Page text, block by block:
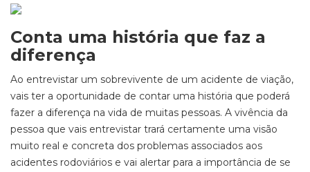
Conta uma história que faz a
diferença
Ao entrevistar um sobrevivente de um acidente de viação,
vais ter a oportunidade de contar uma história que poderá
fazer a diferença na vida de muitas pessoas. A vivência da
pessoa que vais entrevistar trará certamente uma visão
muito real e concreta dos problemas associados aos
acidentes rodoviários e vai alertar para a importância de se